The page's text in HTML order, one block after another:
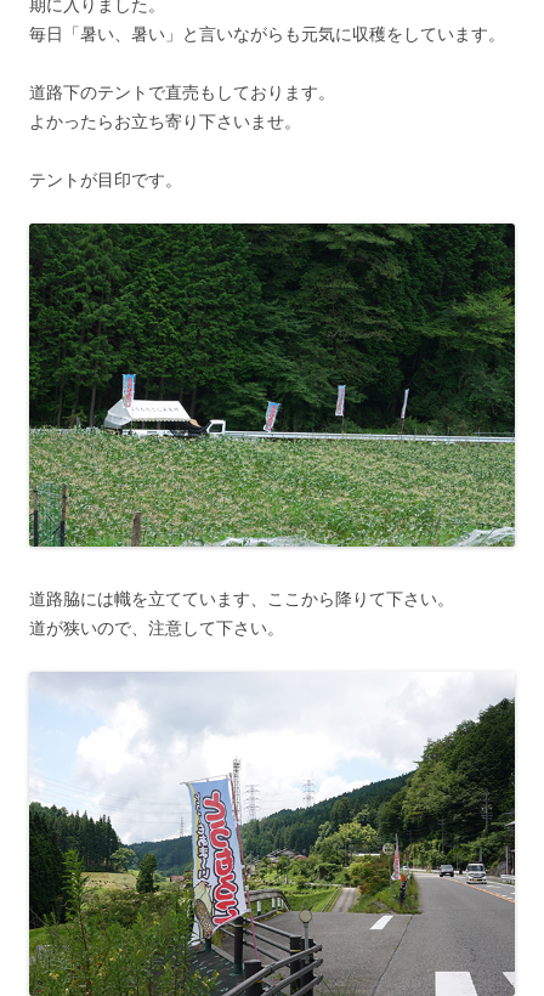
毎日「暑い、暑い」と言いながらも元気に収穫をしています。
道路下のテントで直売もしております。
よかったらお立ち寄り下さいませ。
テントが目印です。
道路脇には幟を立てています、ここから降りて下さい。
道が狭いので、注意して下さい。